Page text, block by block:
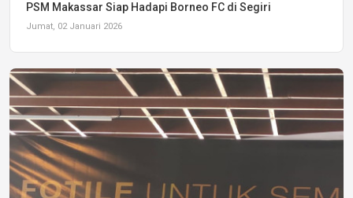
PSM Makassar Siap Hadapi Borneo FC di Segiri
Jumat, 02 Januari 2026